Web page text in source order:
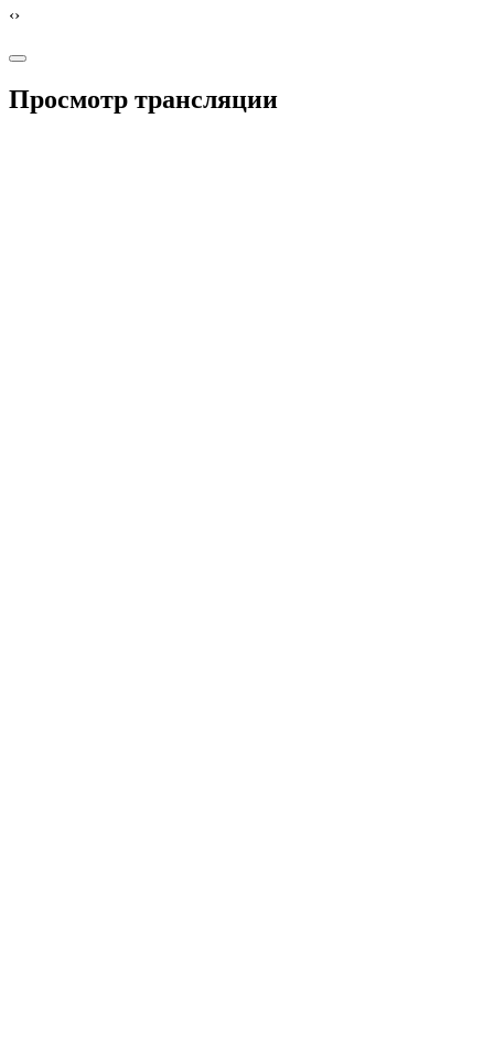
‹›
Просмотр трансляции